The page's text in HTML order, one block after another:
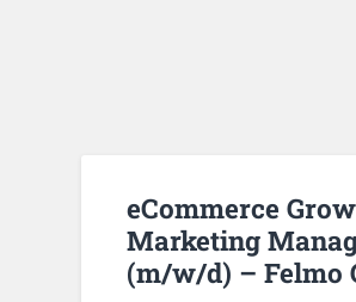
eCommerce
Marketing
(m/w/d) – Felmo